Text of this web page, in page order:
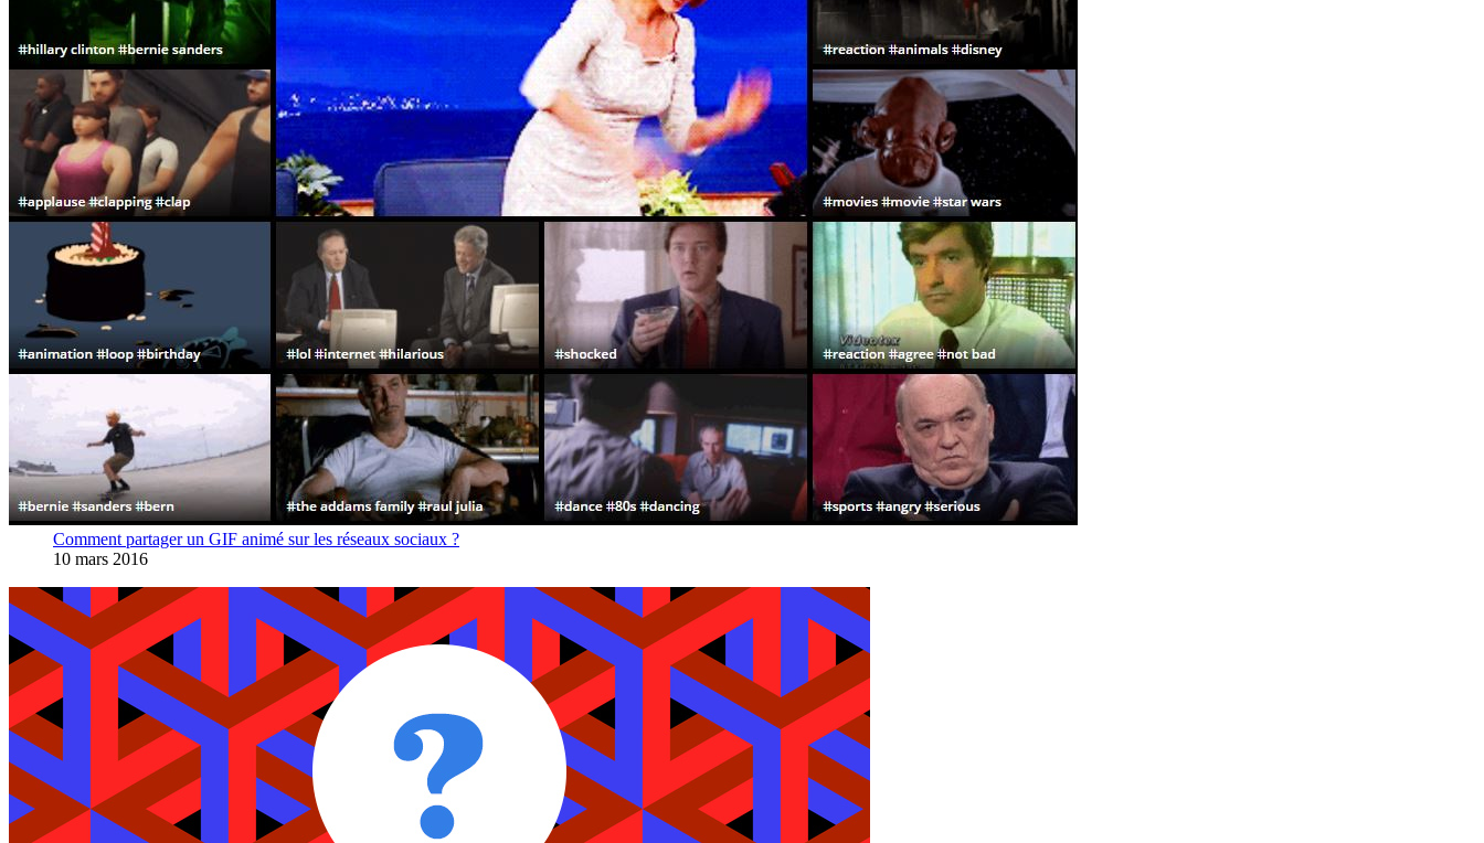
Comment partager un GIF animé sur les réseaux sociaux ?
10 mars 2016